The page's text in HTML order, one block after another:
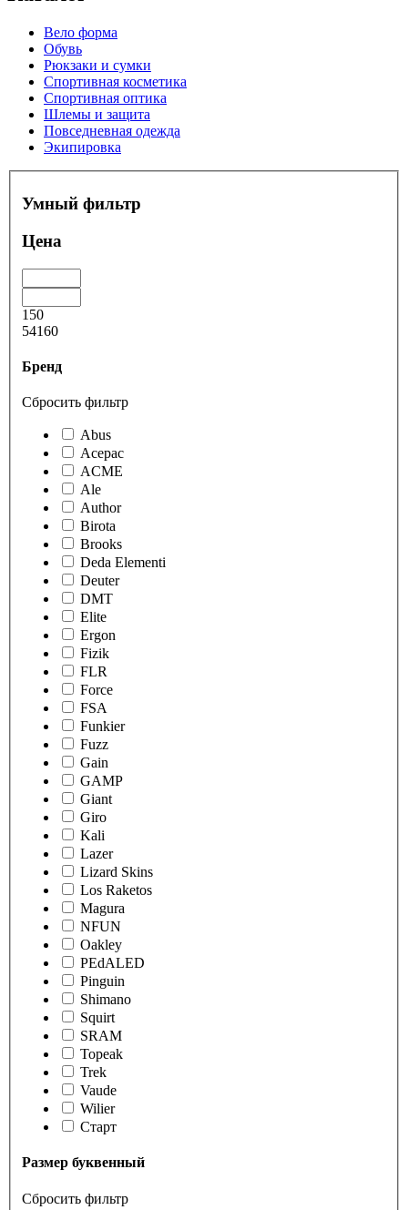
Вело форма
Обувь
Рюкзаки и сумки
Спортивная косметика
Спортивная оптика
Шлемы и защита
Повседневная одежда
Экипировка
Умный фильтр
Цена
150
54160
Бренд
Сбросить фильтр
Abus
Acepac
ACME
Ale
Author
Birota
Brooks
Deda Elementi
Deuter
DMT
Elite
Ergon
Fizik
FLR
Force
FSA
Funkier
Fuzz
Gain
GAMP
Giant
Giro
Kali
Lazer
Lizard Skins
Los Raketos
Magura
NFUN
Oakley
PEdALED
Pinguin
Shimano
Squirt
SRAM
Topeak
Trek
Vaude
Wilier
Старт
Размер буквенный
Сбросить фильтр